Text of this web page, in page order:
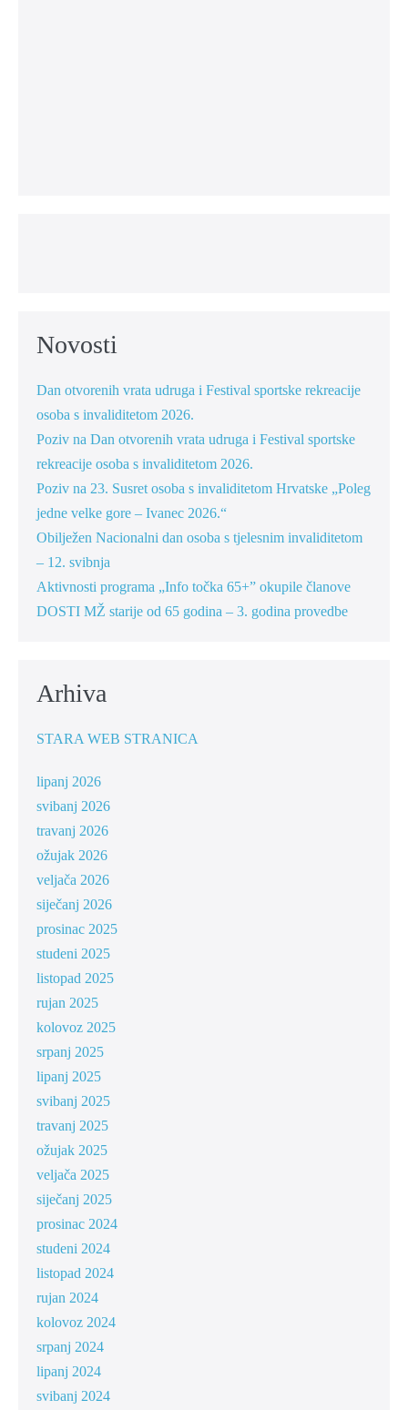
Novosti
Dan otvorenih vrata udruga i Festival sportske rekreacije
osoba s invaliditetom 2026.
Poziv na Dan otvorenih vrata udruga i Festival sportske
rekreacije osoba s invaliditetom 2026.
Poziv na 23. Susret osoba s invaliditetom Hrvatske „Poleg
jedne velke gore – Ivanec 2026.“
Obilježen Nacionalni dan osoba s tjelesnim invaliditetom
– 12. svibnja
Aktivnosti programa „Info točka 65+” okupile članove
DOSTI MŽ starije od 65 godina – 3. godina provedbe
Arhiva
STARA WEB STRANICA
lipanj 2026
svibanj 2026
travanj 2026
ožujak 2026
veljača 2026
siječanj 2026
prosinac 2025
studeni 2025
listopad 2025
rujan 2025
kolovoz 2025
srpanj 2025
lipanj 2025
svibanj 2025
travanj 2025
ožujak 2025
veljača 2025
siječanj 2025
prosinac 2024
studeni 2024
listopad 2024
rujan 2024
kolovoz 2024
srpanj 2024
lipanj 2024
svibanj 2024